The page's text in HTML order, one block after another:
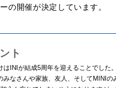
の開催が決定しています。
ト
はINIが結成5周年を迎えることでした
みなさんや家族、友人、そしてMINI